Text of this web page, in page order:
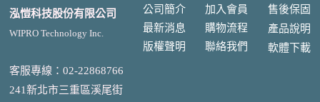
泓愷科技股份有限公司
WIPRO Technology Inc.
客服專線：02-22868766
241新北市三重區溪尾街
公司簡介
最新消息
版權聲明
加入會員
購物流程
聯絡我們
售後保固
產品說明
軟體下載